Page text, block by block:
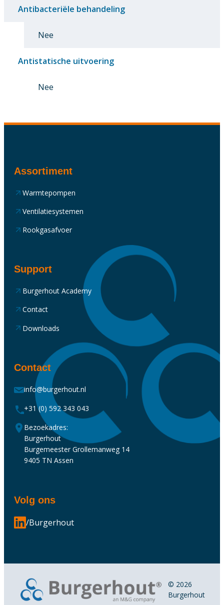
Antibacteriële behandeling
Nee
Antistatische uitvoering
Nee
Assortiment
Warmtepompen
Ventilatiesystemen
Rookgasafvoer
Support
Burgerhout Academy
Contact
Downloads
Contact
info@burgerhout.nl
+31 (0) 592 343 043
Bezoekadres:
Burgerhout
Burgemeester Grollemanweg 14
9405 TN Assen
Volg ons
/Burgerhout
© 2026
Burgerhout